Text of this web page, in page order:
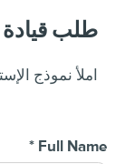
طلب قيادة
املأ نموذج
Full Name
*